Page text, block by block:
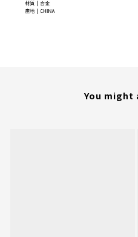
You might